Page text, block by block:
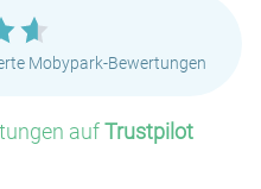
Mobypark-Bewertungen
aufTrustpilot